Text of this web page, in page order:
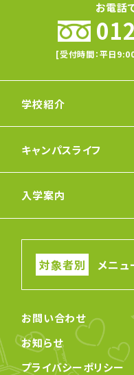
お電話
[受付時間：平日
学校紹介
キャンパスライフ
入学案内
メニュ
お問い合わせ
お知らせ
プライバシーポリシー